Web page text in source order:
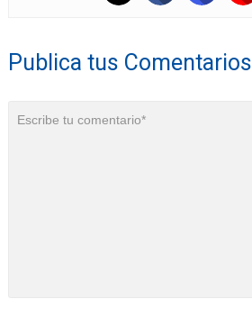
Publica tus Comentarios